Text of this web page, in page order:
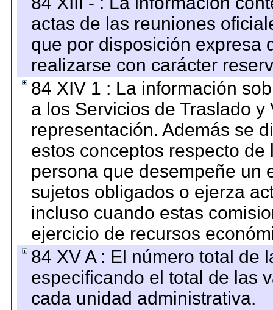
actas de las reuniones
que por disposición expresa
realizarse con carácter
84 XIV 1 : La información
a los Servicios de Traslado
representación. Además se
estos conceptos respecto
persona que desempeñe un
sujetos obligados o ejerza
incluso cuando estas
ejercicio de recursos
84 XV A : El número total de
especificando el total de las
cada unidad administrativa.